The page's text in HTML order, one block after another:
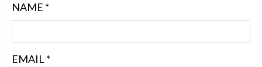
NAME *
EMAIL*